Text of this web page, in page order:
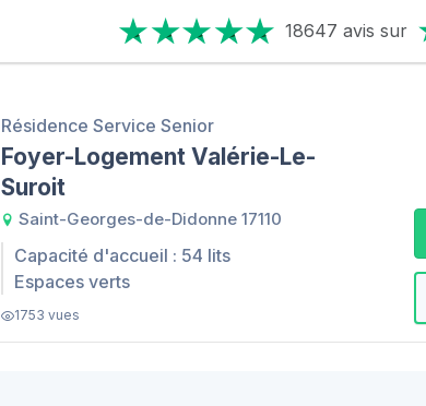
18647 avis sur
Résidence Service Senior
Foyer-Logement Valérie-Le-
Suroit
Saint-Georges-de-Didonne 17110
Capacité d'accueil : 54 lits
Espaces verts
1753 vues